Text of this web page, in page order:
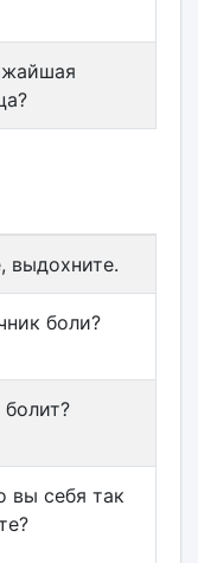
выдохните.
боли?
вы себя так